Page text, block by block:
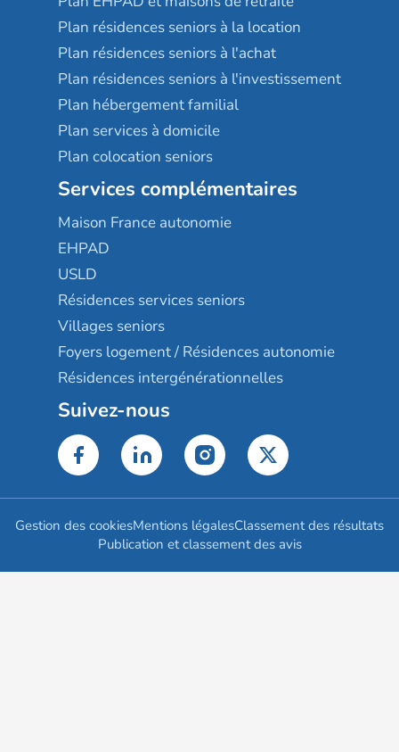
Plan résidences seniors à la location
Plan résidences seniors à l'achat
Plan résidences seniors à l'investissement
Plan hébergement familial
Plan services à domicile
Plan colocation seniors
Services complémentaires
Maison France autonomie
EHPAD
USLD
Résidences services seniors
Villages seniors
Foyers logement / Résidences autonomie
Résidences intergénérationnelles
Suivez-nous
Gestion des cookiesMentions légalesClassement des résultats
Publication et classement des avis